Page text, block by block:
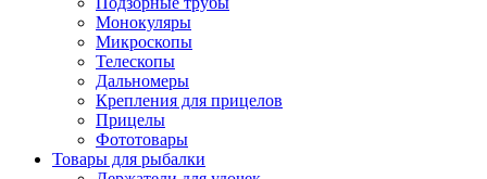
Монокуляры
Микроскопы
Телескопы
Дальномеры
Крепления для прицелов
Прицелы
Фототовары
Товары для рыбалки